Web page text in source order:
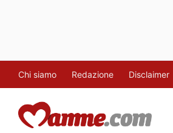
al
contenuto
Chi siamo Redazione Disclaimer